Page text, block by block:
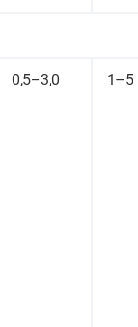
0,5–3,0 1–5